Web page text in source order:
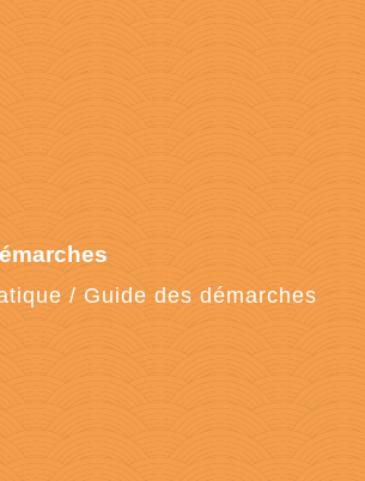
/ Guide des démarches